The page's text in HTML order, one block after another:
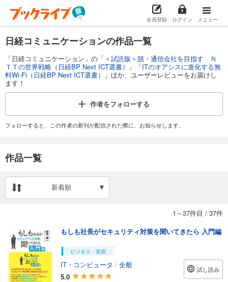
会員登録 ログイン メニュー
日経コミュニケーションの作品一覧
「日経コミュニケーション」の「 ＜試読版＞脱・通信会社を目指す Ｎ
ＴＴの世界戦略（日経BP Next ICT選書）
」「ITのオアシスに進化する無
料Wi-Fi（日経BP Next ICT選書）
」ほか、ユーザーレビューをお届けし
ます！
作者をフォローする
フォローすると、この作者の新刊が配信された際に、お知らせします。
作品一覧
新着順
1～37件目 / 37件
もしも社長がセキュリティ対策を聞いてきたら 入門編
ビジネス・実用
IT・コンピュータ / 全般
5.0
試し読み